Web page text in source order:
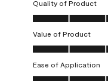
Quality of Product
Quality of Product,
Value of Product
Value of Product, 4.0
Ease of Application
Ease of Application,